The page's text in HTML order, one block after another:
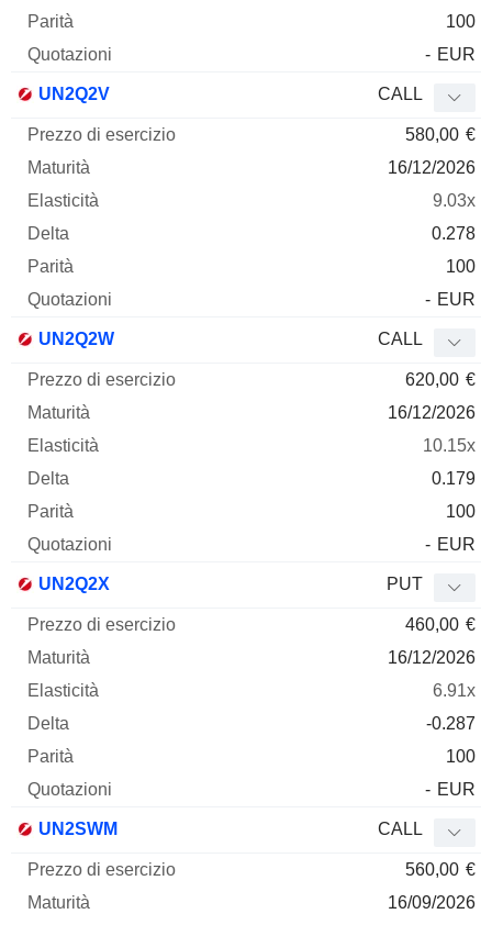
100
- EUR
UN2Q2V CALL
580,00 €
16/12/2026
9.03x
0.278
100
- EUR
UN2Q2W CALL
620,00 €
16/12/2026
10.15x
0.179
100
- EUR
UN2Q2X PUT
460,00 €
16/12/2026
6.91x
-0.287
100
- EUR
UN2SWM CALL
560,00 €
16/09/2026